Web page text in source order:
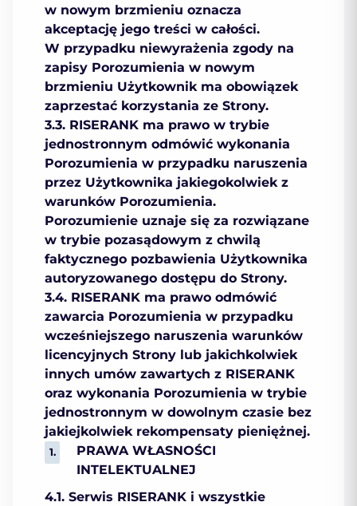
w nowym brzmieniu oznacza
akceptację jego treści w całości.
W przypadku niewyrażenia zgody na
zapisy Porozumienia w nowym
brzmieniu Użytkownik ma obowiązek
zaprzestać korzystania ze Strony.
3.3. RISERANK ma prawo w trybie
jednostronnym odmówić wykonania
Porozumienia w przypadku naruszenia
przez Użytkownika jakiegokolwiek z
warunków Porozumienia.
Porozumienie uznaje się za rozwiązane
w trybie pozasądowym z chwilą
faktycznego pozbawienia Użytkownika
autoryzowanego dostępu do Strony.
3.4. RISERANK ma prawo odmówić
zawarcia Porozumienia w przypadku
wcześniejszego naruszenia warunków
licencyjnych Strony lub jakichkolwiek
innych umów zawartych z RISERANK
oraz wykonania Porozumienia w trybie
jednostronnym w dowolnym czasie bez
jakiejkolwiek rekompensaty pieniężnej.
PRAWA WŁASNOŚCI
INTELEKTUALNEJ
4.1. Serwis RISERANK i wszystkie